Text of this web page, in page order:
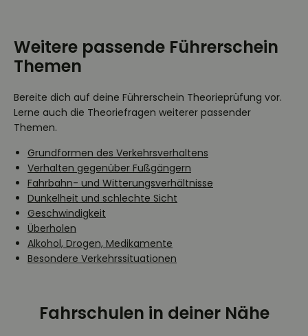
Weitere passende Führerschein
Themen
Bereite dich auf deine Führerschein Theorieprüfung vor.
Lerne auch die Theoriefragen weiterer passender
Themen.
Grundformen des Verkehrsverhaltens
Verhalten gegenüber Fußgängern
Fahrbahn- und Witterungsverhältnisse
Dunkelheit und schlechte Sicht
Geschwindigkeit
Überholen
Alkohol, Drogen, Medikamente
Besondere Verkehrssituationen
Fahrschulen in deiner Nähe